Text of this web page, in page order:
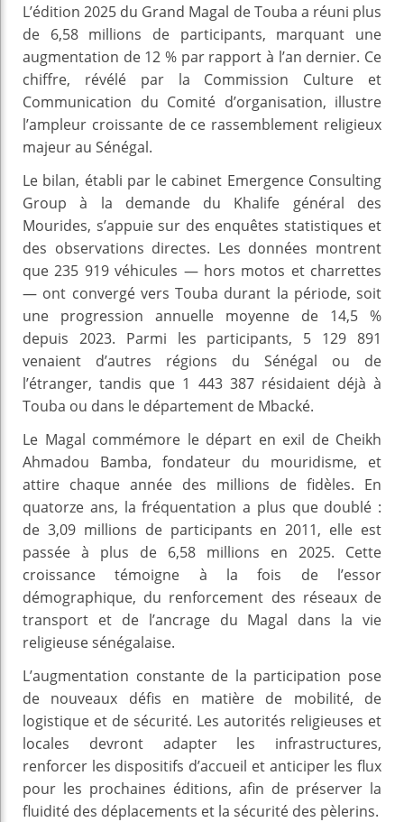
L’édition 2025 du Grand Magal de Touba a réuni plus
de 6,58 millions de participants, marquant une
augmentation de 12 % par rapport à l’an dernier. Ce
chiffre, révélé par la Commission Culture et
Communication du Comité d’organisation, illustre
l’ampleur croissante de ce rassemblement religieux
majeur au Sénégal.
Le bilan, établi par le cabinet Emergence Consulting
Group à la demande du Khalife général des
Mourides, s’appuie sur des enquêtes statistiques et
des observations directes. Les données montrent
que 235 919 véhicules — hors motos et charrettes
— ont convergé vers Touba durant la période, soit
une progression annuelle moyenne de 14,5 %
depuis 2023. Parmi les participants, 5 129 891
venaient d’autres régions du Sénégal ou de
l’étranger, tandis que 1 443 387 résidaient déjà à
Touba ou dans le département de Mbacké.
Le Magal commémore le départ en exil de Cheikh
Ahmadou Bamba, fondateur du mouridisme, et
attire chaque année des millions de fidèles. En
quatorze ans, la fréquentation a plus que doublé :
de 3,09 millions de participants en 2011, elle est
passée à plus de 6,58 millions en 2025. Cette
croissance témoigne à la fois de l’essor
démographique, du renforcement des réseaux de
transport et de l’ancrage du Magal dans la vie
religieuse sénégalaise.
L’augmentation constante de la participation pose
de nouveaux défis en matière de mobilité, de
logistique et de sécurité. Les autorités religieuses et
locales devront adapter les infrastructures,
renforcer les dispositifs d’accueil et anticiper les flux
pour les prochaines éditions, afin de préserver la
fluidité des déplacements et la sécurité des pèlerins.